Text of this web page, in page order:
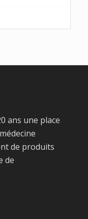
ans une place
de produits
de